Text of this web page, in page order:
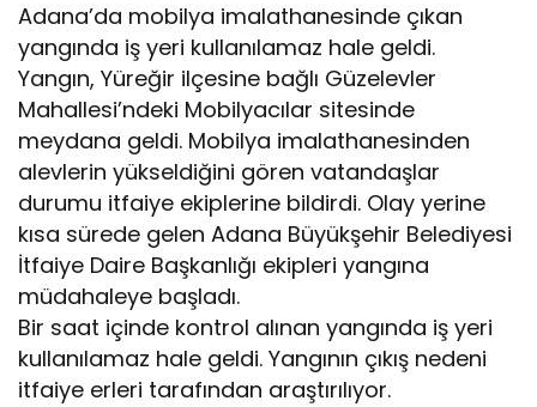
Adana’da mobilya imalathanesinde çıkan
yangında iş yeri kullanılamaz hale geldi.
Yangın, Yüreğir ilçesine bağlı Güzelevler
Mahallesi’ndeki Mobilyacılar sitesinde
meydana geldi. Mobilya imalathanesinden
alevlerin yükseldiğini gören vatandaşlar
durumu itfaiye ekiplerine bildirdi. Olay yerine
kısa sürede gelen Adana Büyükşehir Belediyesi
İtfaiye Daire Başkanlığı ekipleri yangına
müdahaleye başladı.
Bir saat içinde kontrol alınan yangında iş yeri
kullanılamaz hale geldi. Yangının çıkış nedeni
itfaiye erleri tarafından araştırılıyor.